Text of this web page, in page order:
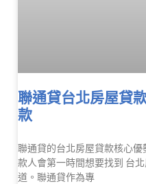
聯通貸台北房屋貸
款
聯通貸的台北房屋貸款核心
款人會第一時間想要找到 台
道。聯通貸作為專